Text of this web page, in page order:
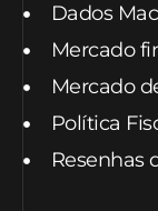
Dados
Mercado
Mercado
Política
Resenhas